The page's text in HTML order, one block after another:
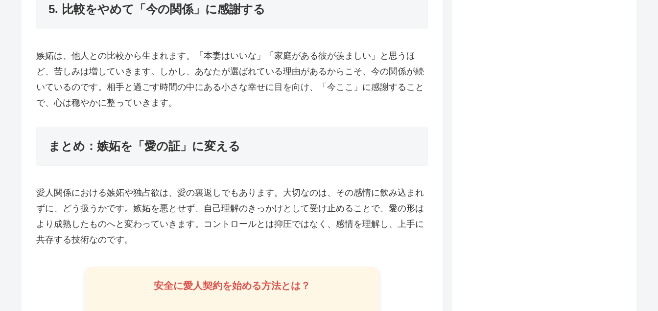
5. 比較をやめて「今の関係」に感謝する
嫉妬は、他人との比較から生まれます。「本妻はいいな」「家庭がある彼が羨ましい」と思うほ
ど、苦しみは増していきます。しかし、あなたが選ばれている理由があるからこそ、今の関係が続
いているのです。相手と過ごす時間の中にある小さな幸せに目を向け、「今ここ」に感謝すること
で、心は穏やかに整っていきます。
まとめ：嫉妬を「愛の証」に変える
愛人関係における嫉妬や独占欲は、愛の裏返しでもあります。大切なのは、その感情に飲み込まれ
ずに、どう扱うかです。嫉妬を悪とせず、自己理解のきっかけとして受け止めることで、愛の形は
より成熟したものへと変わっていきます。コントロールとは抑圧ではなく、感情を理解し、上手に
共存する技術なのです。
安全に愛人契約を始める方法とは？